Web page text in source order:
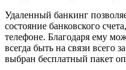
Удаленный банкинг
состояние банковского
телефоне. Благодаря ему
всегда быть на связи всего
выбран бесплатный пакет